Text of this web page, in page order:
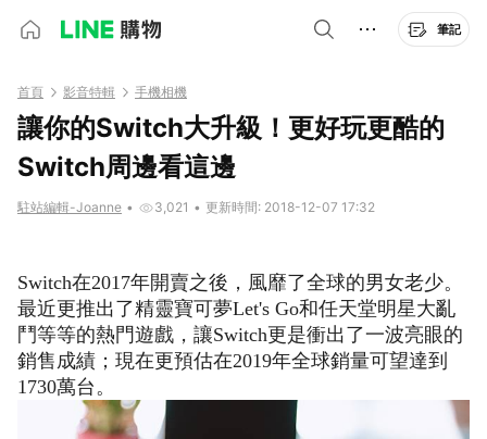
筆記
首頁 影音特輯 手機相機
讓你的Switch大升級！更好玩更酷的
Switch周邊看這邊
駐站編輯-Joanne • 3,021 • 更新時間: 2018-12-07 17:32
Switch在2017年開賣之後，風靡了全球的男女老少。
最近更推出了精靈寶可夢Let's Go和任天堂明星大亂
鬥等等的熱門遊戲，讓Switch更是衝出了一波亮眼的
銷售成績；現在更預估在2019年全球銷量可望達到
1730萬台。